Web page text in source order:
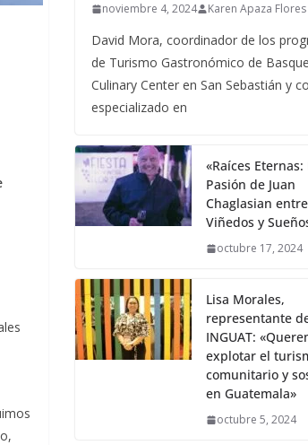
noviembre 4, 2024 Karen Apaza Flores
David Mora, coordinador de los
de Turismo Gastronómico de Basque
Culinary Center en San Sebastián y
especializado en
«Raíces Eternas:
Pasión de Juan
Chaglasian entre
Viñedos y
octubre 17, 2024
Lisa Morales,
representante
INGUAT:
explotar el
comunitario y
en Guatemala»
octubre 5, 2024